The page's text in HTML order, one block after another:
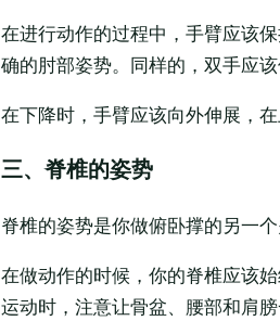
在进行动作的过程中，手臂应该
确的肘部姿势。同样的，双手应
在下降时，手臂应该向外伸展，
三、脊椎的姿势
脊椎的姿势是你做俯卧撑的另一
在做动作的时候，你的脊椎应该
运动时，注意让骨盆、腰部和肩